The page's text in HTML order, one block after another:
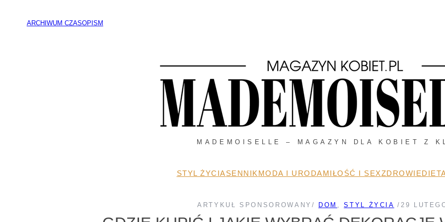
ARCHIWUM CZASOPISM
MADEMOISELLE – MAGAZYN DLA KOBIET Z
STYL ŻYCIASENNIK MODA I URODAMIŁOŚĆ I SEXZDROWIE
ARTYKUŁ SPONSOROWANY / DOM , STYL ŻYCIA / 29